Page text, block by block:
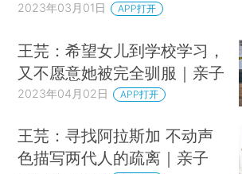
2023年03月01日 APP打开
王芫：希望女儿到学校学习，
又不愿意她被完全驯服｜亲子
2023年04月02日 APP打开
王芫：寻找阿拉斯加 不动声
色描写两代人的疏离｜亲子